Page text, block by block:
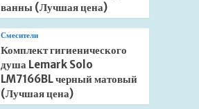
ванны (Лучшая цена)
Смесители
Комплект гигиенического
душа Lemark Solo
LM7166BL черный матовый
(Лучшая цена)